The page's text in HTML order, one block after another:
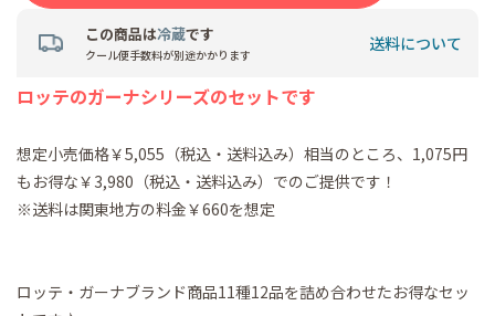
この商品は冷蔵です
クール便手数料が別途かかります
送料について
ロッテのガーナシリーズのセットです
想定小売価格￥5,055（税込・送料込み）相当のところ、1,075円
もお得な￥3,980（税込・送料込み）でのご提供です！
※送料は関東地方の料金￥660を想定
ロッテ・ガーナブランド商品11種12品を詰め合わせたお得なセッ